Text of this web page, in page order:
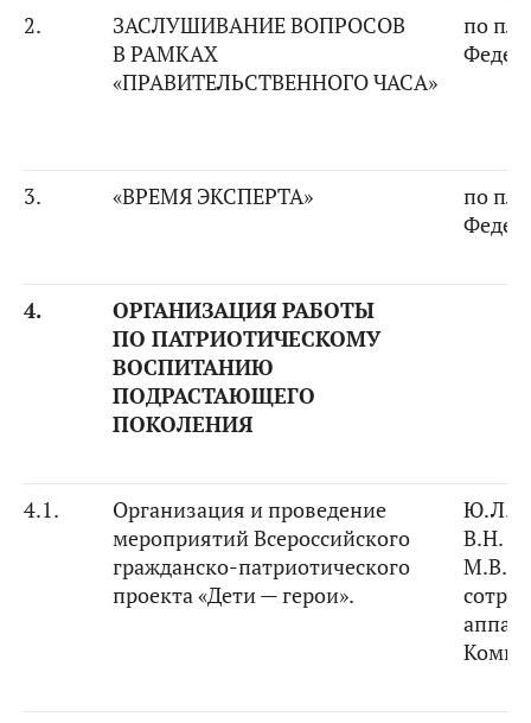
2.
ЗАСЛУШИВАНИЕ ВОПРОСОВ
В РАМКАХ
«ПРАВИТЕЛЬСТВЕННОГО ЧАСА»
по
3. «ВРЕМЯ ЭКСПЕРТА»
по
4.
ОРГАНИЗАЦИЯ РАБОТЫ
ПО ПАТРИОТИЧЕСКОМУ
ВОСПИТАНИЮ
ПОДРАСТАЮЩЕГО
ПОКОЛЕНИЯ
4.1.
Организация и проведение
мероприятий Всероссийского
гражданско-патриотического
проекта «Дети — герои».
Ю.Л.
В.Н.
М.В.